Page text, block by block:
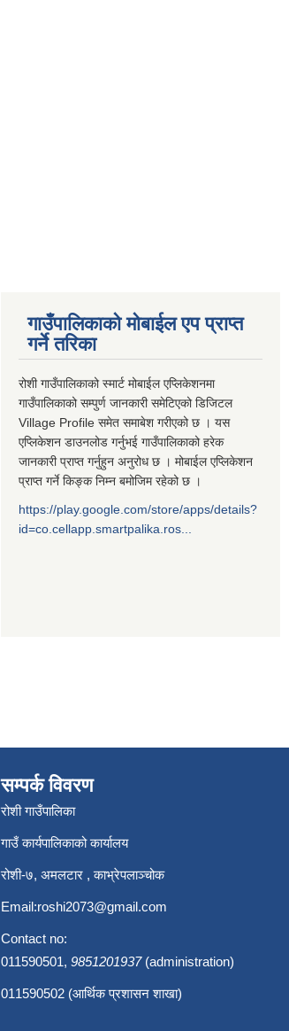
गाउँपालिकाको मोबाईल एप प्राप्त
गर्ने तरिका
रोशी गाउँपालिकाको स्मार्ट मोबाईल एप्लिकेशनमा
गाउँपालिकाको सम्पुर्ण जानकारी समेटिएको डिजिटल
Village Profile समेत समाबेश गरीएको छ । यस
एप्लिकेशन डाउनलोड गर्नुभई गाउँपालिकाको हरेक
जानकारी प्राप्त गर्नुहुन अनुरोध छ । मोबाईल एप्लिकेशन
प्राप्त गर्ने किङ्क निम्न बमोजिम रहेको छ ।
https://play.google.com/store/apps/details?
id=co.cellapp.smartpalika.ros...
सम्पर्क विवरण
रोशी गाउँपालिका
गाउँ कार्यपालिकाको कार्यालय
रोशी-७, अमलटार , काभ्रेपलाञ्चोक
Email:roshi2073@gmail.com
Contact no:
011590501, 9851201937(administration)
011590502 (आर्थिक प्रशासन शाखा)